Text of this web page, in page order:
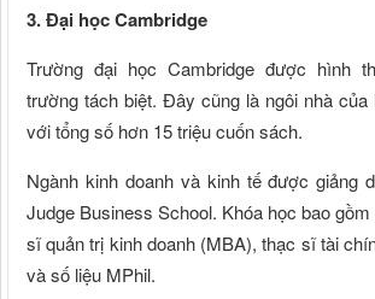
3. Đại học Cambridge
Trường đại học Cambridge được hình
trường tách biệt. Đây cũng là ngôi nhà của
với tổng số hơn 15 triệu cuốn sách.
Ngành kinh doanh và kinh tế được giảng
Judge Business School. Khóa học bao
sĩ quản trị kinh doanh (MBA), thạc sĩ tài
và số liệu MPhil.